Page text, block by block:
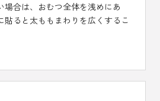
場合は、おむつ全体を浅めにあ
貼ると太ももまわりを広くするこ